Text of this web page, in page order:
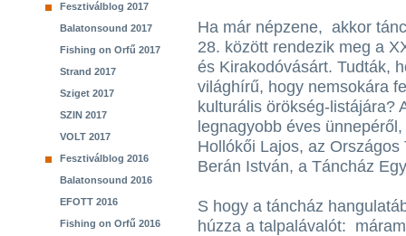
Fesztiválblog 2017
Balatonsound 2017
Fishing on Orfű 2017
Strand 2017
Sziget 2017
SZIN 2017
VOLT 2017
Fesztiválblog 2016
Balatonsound 2016
EFOTT 2016
Fishing on Orfű 2016
Ha már népzene, akkor
28. között rendezik meg a
és Kirakodóvásárt. Tudták,
világhírű, hogy nemsokára
kulturális örökség-listájára?
legnagyobb éves
Hollókői Lajos, az
Berán István, a Táncház
S hogy a táncház
húzza a talpalávalót: